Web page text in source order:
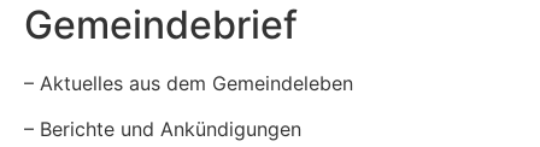
Gemeindebrief
– Aktuelles aus dem Gemeindeleben
– Berichte und Ankündigungen